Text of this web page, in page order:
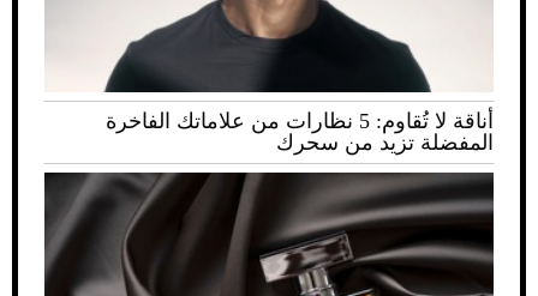
أناقة لا تُقاوم: 5 نظارات من علاماتك الفاخرة
المفضلة تزيد من سحرك